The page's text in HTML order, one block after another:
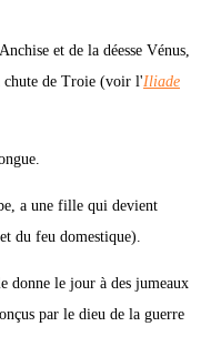
et de la déesse Vénus,
chute de Troie (voir l'Iliade
a une fille qui devient
du feu domestique).
donne le jour à des jumeaux
par le dieu de la guerre